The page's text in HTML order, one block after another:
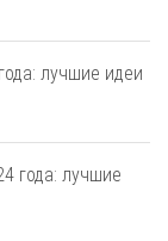
лучшие идеи
года: лучшие